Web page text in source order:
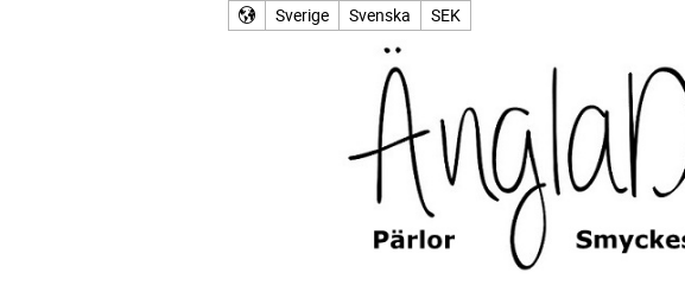
Sverige Svenska SEK